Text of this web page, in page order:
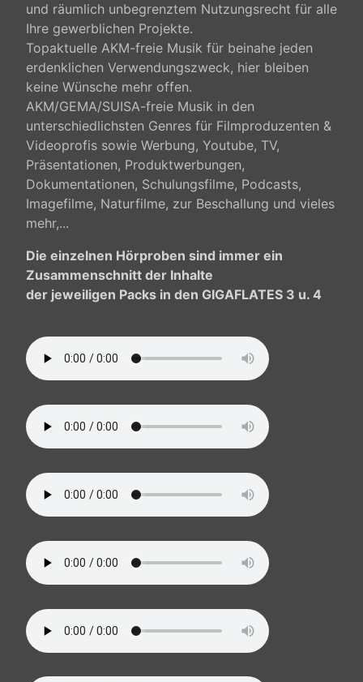
und räumlich unbegrenztem Nutzungsrecht für alle
Ihre gewerblichen Projekte.
Topaktuelle AKM-freie Musik für beinahe jeden
erdenklichen Verwendungszweck, hier bleiben
keine Wünsche mehr offen.
AKM/GEMA/SUISA-freie Musik in den
unterschiedlichsten Genres für Filmproduzenten &
Videoprofis sowie Werbung, Youtube, TV,
Präsentationen, Produktwerbungen,
Dokumentationen, Schulungsfilme, Podcasts,
Imagefilme, Naturfilme, zur Beschallung und vieles
mehr,...
Die einzelnen Hörproben sind immer ein
Zusammenschnitt der Inhalte
der jeweiligen Packs in den GIGAFLATES 3 u. 4